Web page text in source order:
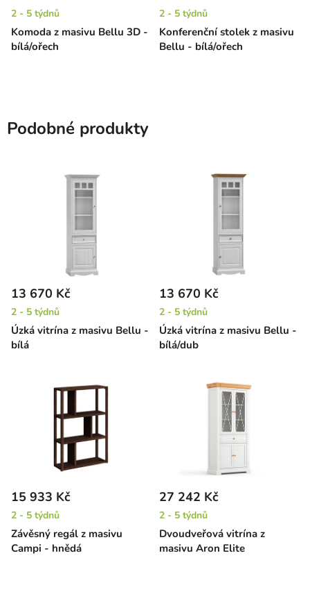
Komoda z masivu Bellu 3D -
bílá/ořech
2 - 5 týdnů
Konferenční stolek z masivu
Bellu - bílá/ořech
2 - 5 týdnů
Podobné produkty
Úzká vitrína z masivu Bellu -
bílá
13 670 Kč
2 - 5 týdnů
Úzká vitrína z masivu Bellu -
bílá/dub
13 670 Kč
2 - 5 týdnů
Závěsný regál z masivu
Campi - hnědá
15 933 Kč
2 - 5 týdnů
Dvoudveřová vitrína z
masivu Aron Elite
27 242 Kč
2 - 5 týdnů